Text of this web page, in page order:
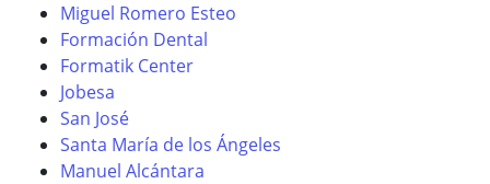
Miguel Romero Esteo
Formación Dental
Formatik Center
Jobesa
San José
Santa María de los Ángeles
Manuel Alcántara